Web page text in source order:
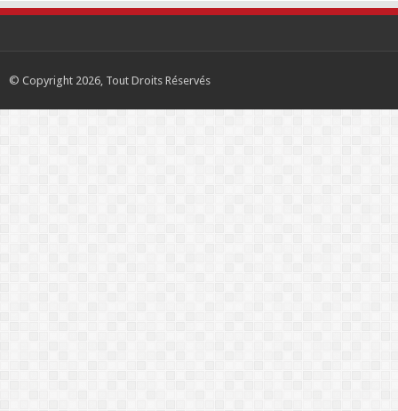
© Copyright 2026, Tout Droits Réservés